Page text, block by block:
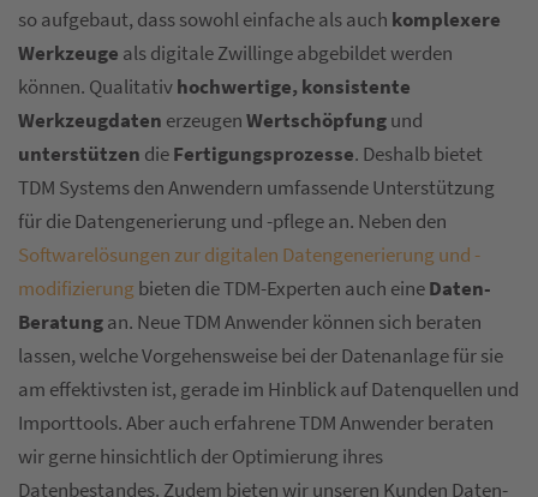
so aufgebaut, dass sowohl einfache als auch komplexere
Werkzeuge als digitale Zwillinge abgebildet werden
können. Qualitativhochwertige, konsistente
Werkzeugdaten erzeugenWertschöpfungund
unterstützen dieFertigungsprozesse. Deshalb bietet
TDM Systems den Anwendern umfassende Unterstützung
für die Datengenerierung und -pflege an. Neben den
Softwarelösungen zur digitalen Datengenerierung und -
modifizierung bieten die TDM-Experten auch eineDaten-
Beratungan. Neue TDM Anwender können sich beraten
lassen, welche Vorgehensweise bei der Datenanlage für sie
am effektivsten ist, gerade im Hinblick auf Datenquellen und
Importtools. Aber auch erfahrene TDM Anwender beraten
wir gerne hinsichtlich der Optimierung ihres
Datenbestandes. Zudem bieten wir unseren Kunden Daten-